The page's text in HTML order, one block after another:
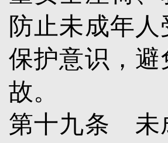
防止未成年
保护意识，
故。
第十九条 未